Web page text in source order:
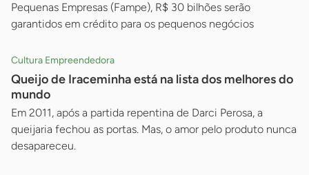
Pequenas Empresas (Fampe), R$ 30 bilhões serão
garantidos em crédito para os pequenos negócios
Cultura Empreendedora
Queijo de Iraceminha está na lista dos melhores do
mundo
Em 2011, após a partida repentina de Darci Perosa, a
queijaria fechou as portas. Mas, o amor pelo produto nunca
desapareceu.